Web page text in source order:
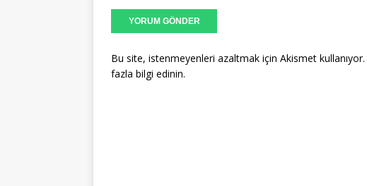
Bu site, istenmeyenleri azaltmak için Akismet kullanıyor.
fazla bilgi edinin.